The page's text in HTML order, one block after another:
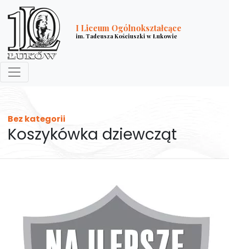
I Liceum Ogólnokształcące
im. Tadeusza Kościuszki w Łukowie
Bez kategorii
Koszykówka dziewcząt